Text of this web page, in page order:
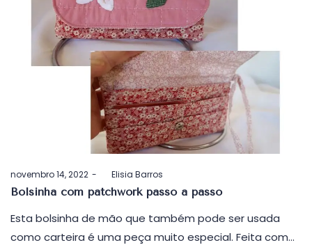
Postado
em
novembro 14, 2022 byElisia Barros
Bolsinha com patchwork passo a passo
Esta bolsinha de mão que também pode ser usada
como carteira é uma peça muito especial. Feita com…